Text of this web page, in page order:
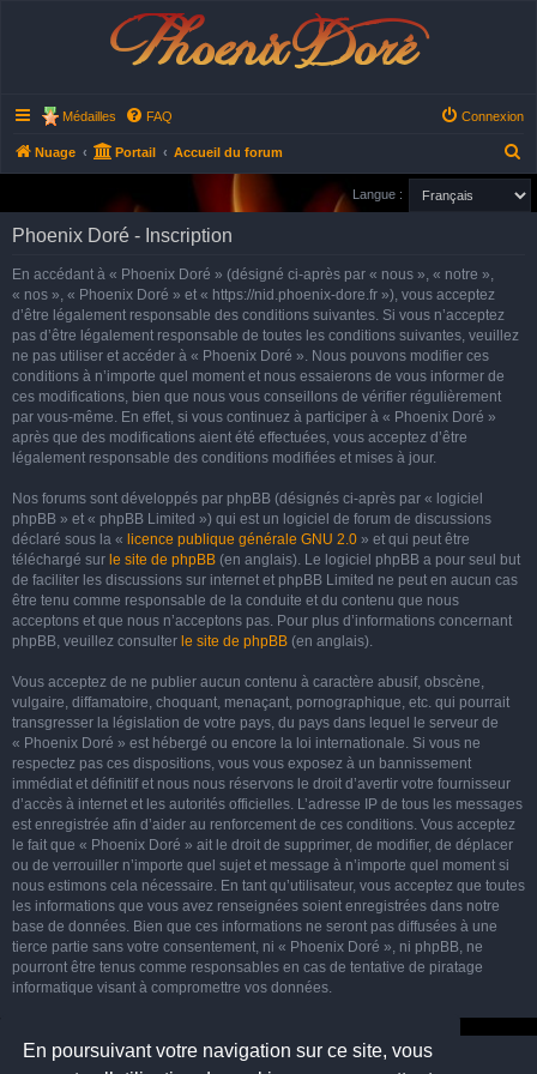
En poursuivant votre navigation sur ce site, vous
Phoenix Doré
Médailles FAQ Connexion
Nuage Portail Accueil du forum
e
Langue :
Phoenix Doré - Inscription
En accédant à « Phoenix Doré » (désigné ci-après par « nous », « notre »,
« nos », « Phoenix Doré » et « https://nid.phoenix-dore.fr »), vous acceptez
d’être légalement responsable des conditions suivantes. Si vous n’acceptez
pas d’être légalement responsable de toutes les conditions suivantes, veuillez
ne pas utiliser et accéder à « Phoenix Doré ». Nous pouvons modifier ces
conditions à n’importe quel moment et nous essaierons de vous informer de
ces modifications, bien que nous vous conseillons de vérifier régulièrement
par vous-même. En effet, si vous continuez à participer à « Phoenix Doré »
après que des modifications aient été effectuées, vous acceptez d’être
légalement responsable des conditions modifiées et mises à jour.
Nos forums sont développés par phpBB (désignés ci-après par « logiciel
phpBB » et « phpBB Limited ») qui est un logiciel de forum de discussions
déclaré sous la « licence publique générale GNU 2.0 » et qui peut être
téléchargé sur le site de phpBB (en anglais). Le logiciel phpBB a pour seul but
de faciliter les discussions sur internet et phpBB Limited ne peut en aucun cas
être tenu comme responsable de la conduite et du contenu que nous
acceptons et que nous n’acceptons pas. Pour plus d’informations concernant
phpBB, veuillez consulter le site de phpBB (en anglais).
Vous acceptez de ne publier aucun contenu à caractère abusif, obscène,
vulgaire, diffamatoire, choquant, menaçant, pornographique, etc. qui pourrait
transgresser la législation de votre pays, du pays dans lequel le serveur de
« Phoenix Doré » est hébergé ou encore la loi internationale. Si vous ne
respectez pas ces dispositions, vous vous exposez à un bannissement
immédiat et définitif et nous nous réservons le droit d’avertir votre fournisseur
d’accès à internet et les autorités officielles. L’adresse IP de tous les messages
est enregistrée afin d’aider au renforcement de ces conditions. Vous acceptez
le fait que « Phoenix Doré » ait le droit de supprimer, de modifier, de déplacer
ou de verrouiller n’importe quel sujet et message à n’importe quel moment si
nous estimons cela nécessaire. En tant qu’utilisateur, vous acceptez que toutes
les informations que vous avez renseignées soient enregistrées dans notre
base de données. Bien que ces informations ne seront pas diffusées à une
tierce partie sans votre consentement, ni « Phoenix Doré », ni phpBB, ne
pourront être tenus comme responsables en cas de tentative de piratage
informatique visant à compromettre vos données.